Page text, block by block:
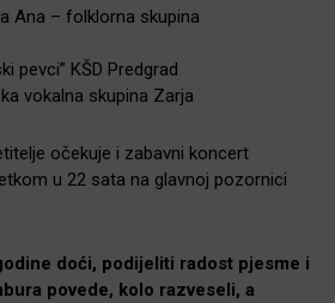
Ana – folklorna skupina
pevci” KŠD Predgrad
vokalna skupina Zarja
očekuje i zabavni koncert
u 22 sata na glavnoj pozornici
doći, podijeliti radost pjesme i
povede, kolo razveseli, a